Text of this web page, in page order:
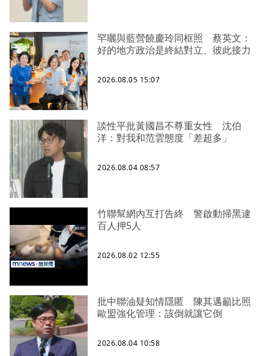
罕曬與藍營饒慶玲同框照 蔡英文：
好的地方政治是終結對立、彼此接力
2026.08.05 15:07
談性平批黃國昌不尊重女性 沈伯
洋：對我和范雲態度「差超多」
2026.08.04 08:57
竹聯幫網內互打告終 警啟動掃黑逮
百人押5人
2026.08.02 12:55
批中聯油疑知情隱匿 陳其邁籲比照
歐盟強化管理：該倒就讓它倒
2026.08.04 10:58